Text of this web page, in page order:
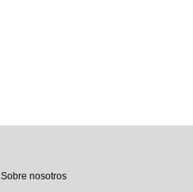
Sobre nosotros